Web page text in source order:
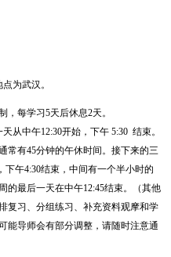
为武汉。
，每学习5天后休息2天。
从中午12:30开始，下午 5:30 结束。
常有45分钟的午休时间。接下来的三
下午4:30结束，中间有一个半小时的
的最后一天在中午12:45结束。（其他
复习、分组练习、补充资料观摩和学
能导师会有部分调整，请随时注意通